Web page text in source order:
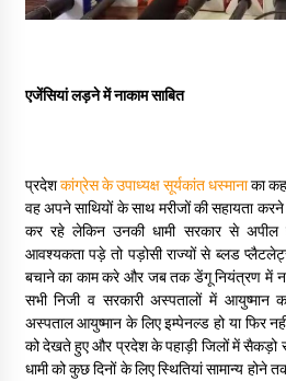
Thought Of The Day
Thought Of The Day
May 10, 2022
Thought Of The Day
May 9, 2022
एजेंसियां लड़ने में नाकाम साबित
प्रदेशकांग्रेस के उपाध्यक्ष सूर्यकांत धस्मानाका
वह अपने साथियों के साथ मरीजों की सहायता
कर रहे लेकिन उनकी धामी सरकार से अपील
आवश्यकता पड़े तो पड़ोसी राज्यों से ब्लड
बचाने का काम करे और जब तक डेंगू नियंत्रण में
सभी निजी व सरकारी अस्पतालों में आयुष्मान
अस्पताल आयुष्मान के लिए इम्पेनल्ड हो या फिर
को देखते हुए और प्रदेश के पहाड़ी जिलों में सैकड़ो
धामी को कुछ दिनों के लिए स्थितियां सामान्य होने